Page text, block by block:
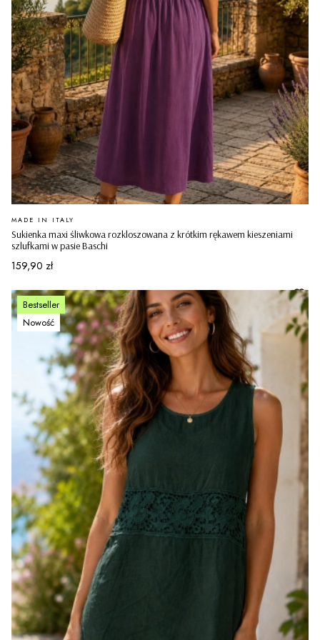
Sukienka maxi śliwkowa rozkloszowana z krótkim rękawem kieszeniami
szlufkami w pasie Baschi
PRODUCENT
MADE IN ITALY
Cena
159,90 zł
Bestseller
Nowość